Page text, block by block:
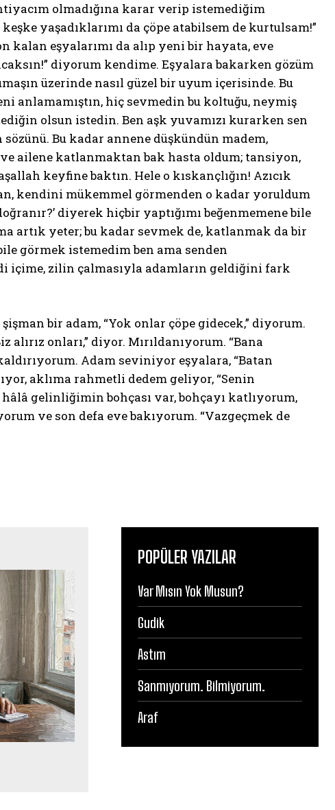
olmadığına karar verip istemediğim
yaşadıklarımı da çöpe atabilsem de kurtulsam!”
kalan eşyalarımı da alıp yeni bir hayata, eve
diyorum kendime. Eşyalara bakarken gözüm
üzerinde nasıl güzel bir uyum içerisinde. Bu
anlamamıştın, hiç sevmedin bu koltuğu, neymiş
olsun istedin. Ben aşk yuvamızı kurarken sen
Bu kadar annene düşkündün madem,
ailene katlanmaktan bak hasta oldum; tansiyon,
keyfine baktın. Hele o kıskançlığın! Azıcık
kendini mükemmel görmenden o kadar yoruldum
diyerek hiçbir yaptığımı beğenmemene bile
artık yeter; bu kadar sevmek de, katlanmak da bir
görmek istemedim ben ama senden
içime, zilin çalmasıyla adamların geldiğini fark
bir adam, “Yok onlar çöpe gidecek,” diyorum.
onları,” diyor. Mırıldanıyorum. “Bana
Adam seviniyor eşyalara, “Batan
aklıma rahmetli dedem geliyor, “Senin
gelinliğimin bohçası var, bohçayı katlıyorum,
ve son defa eve bakıyorum. “Vazgeçmek de
POPÜLER YAZILAR
Var Mısın Yok Musun?
Gudik
Astım
Sanmıyorum. Bilmiyorum.
Araf